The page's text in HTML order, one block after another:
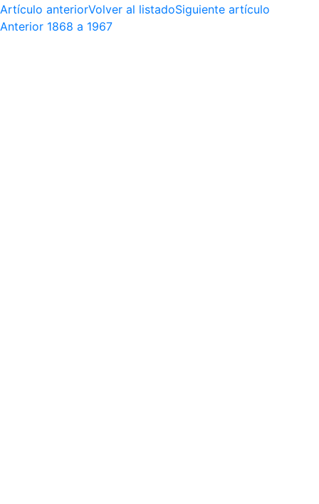
Artículo anteriorVolver al listadoSiguiente artículo
Anterior 1868 a 1967